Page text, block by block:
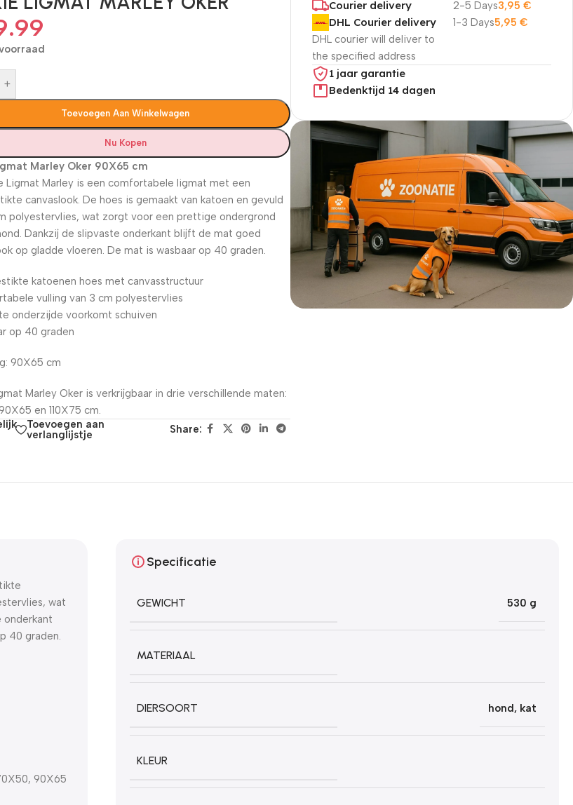
+
Toevoegen Aan Winkelwagen
Nu Kopen
Marley Oker 90X65 cm
Ligmat Marley is een comfortabele ligmat met een
canvaslook. De hoes is gemaakt van katoen en gevuld
polyestervlies, wat zorgt voor een prettige ondergrond
Dankzij de slipvaste onderkant blijft de mat goed
op gladde vloeren. De mat is wasbaar op 40 graden.
katoenen hoes met canvasstructuur
vulling van 3 cm polyestervlies
onderzijde voorkomt schuiven
op 40 graden
90X65 cm
Marley Oker is verkrijgbaar in drie verschillende maten:
en 110X75 cm.
Toevoegen aan
verlanglijstje
Share:
Courier delivery
2-5 Days3,95€
DHL Courier delivery
DHL courier will deliver to
the specified address
1-3 Days5,95€
1 jaar garantie
Bedenktijd 14 dagen
wat
onderkant
40 graden.
90X65
Specificatie
GEWICHT 530 g
MATERIAAL
DIERSOORT hond, kat
KLEUR